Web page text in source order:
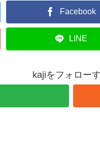
Facebook
LINE
kajiをフォロー